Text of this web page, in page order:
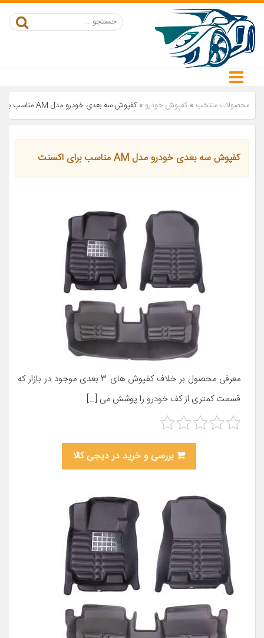
محصولات منتخب » کفپوش خودرو »کفپوش سه بعدی خودرو مدل AM مناسب برای اکسنت
کفپوش سه بعدی خودرو مدل AM مناسب برای اکسنت
معرفی محصول بر خلاف کفپوش های 3 بعدی موجود در بازار که
قسمت کمتری از کف خودرو را پوشش می […]
بررسی و خرید در دیجی کالا